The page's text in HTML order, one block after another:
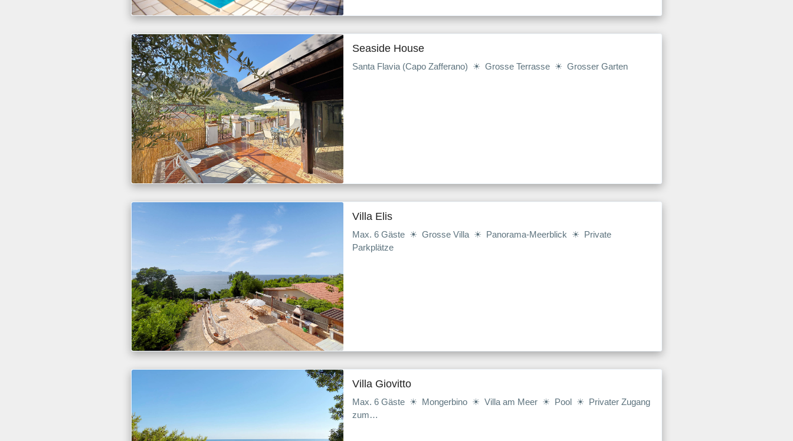
Seaside House
Santa Flavia (Capo Zafferano) ☀ Grosse Terrasse ☀ Grosser Garten
Villa Elis
Max. 6 Gäste ☀ Grosse Villa ☀ Panorama-Meerblick ☀ Private
Parkplätze
Villa Giovitto
Max. 6 Gäste ☀ Mongerbino ☀ Villa am Meer ☀ Pool ☀ Privater Zugang
zum…